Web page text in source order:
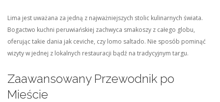
Lima jest uważana za jedną z najważniejszych stolic kulinarnych świata.
Bogactwo kuchni peruwiańskiej zachwyca smakoszy z całego globu,
oferując takie dania jak ceviche, czy lomo saltado. Nie sposób pominąć
wizyty w jednej z lokalnych restauracji bądź na tradycyjnym targu.
Zaawansowany Przewodnik po
Mieście